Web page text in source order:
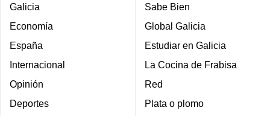
Galicia
Economía
España
Internacional
Opinión
Deportes
Sabe Bien
Global Galicia
Estudiar en Galicia
La Cocina de Frabisa
Red
Plata o plomo